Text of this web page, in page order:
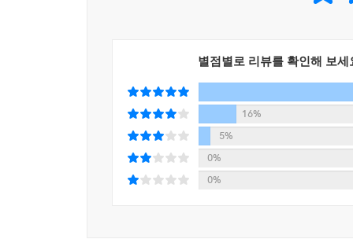
“자신이 빠져나온 세계”에 여전히 머물러 있는
《슬픔의 방문》의 마지막 두 문장은 이렇다.
살아가는 일이 살아남는 일이 되는 세상에서 기
돌보는 것, 나의 마음에 타인을 위한 자리를 마련
감각만 자꾸 선명해”지는 시대를 살아가는 독
별점별로 리뷰를 확인해 보세
16%
5%
0%
0%